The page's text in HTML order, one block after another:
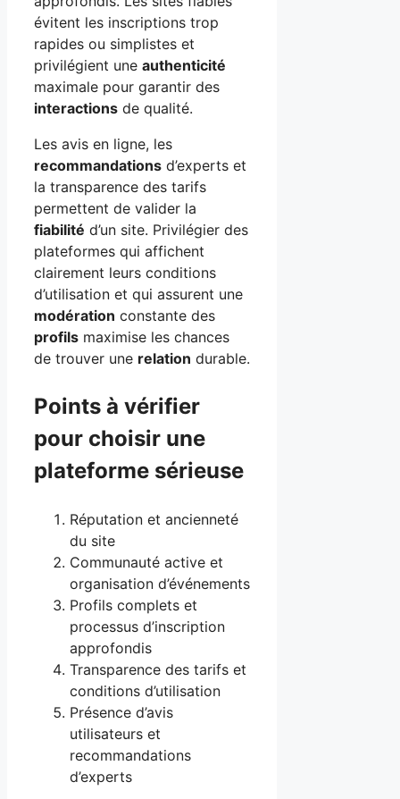
évitent les inscriptions trop
rapides ou simplistes et
privilégient une authenticité
maximale pour garantir des
interactions de qualité.
Les avis en ligne, les
recommandations d’experts et
la transparence des tarifs
permettent de valider la
fiabilité d’un site. Privilégier des
plateformes qui affichent
clairement leurs conditions
d’utilisation et qui assurent une
modération constante des
profils maximise les chances
de trouver une relation durable.
Points à vérifier
pour choisir une
plateforme sérieuse
Réputation et ancienneté
du site
Communauté active et
organisation d’événements
Profils complets et
processus d’inscription
approfondis
Transparence des tarifs et
conditions d’utilisation
Présence d’avis
utilisateurs et
recommandations
d’experts